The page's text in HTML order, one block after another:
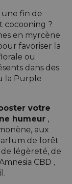
fin de
cocooning ?
en myrcène
favoriser la
ou
dans des
la Purple
votre
humeur ,
aux
de forêt
légèreté, de
CBD ,